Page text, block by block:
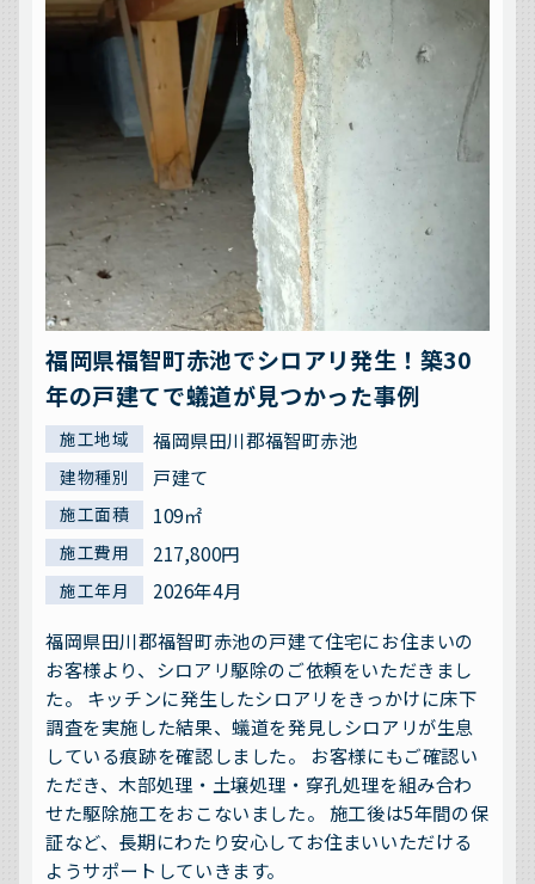
福岡県福智町赤池でシロアリ発生！築30
年の戸建てで蟻道が見つかった事例
施工地域 福岡県田川郡福智町赤池
建物種別 戸建て
施工面積 109㎡
施工費用 217,800円
施工年月
2026年4月
福岡県田川郡福智町赤池の戸建て住宅にお住まいの
お客様より、シロアリ駆除のご依頼をいただきまし
た。 キッチンに発生したシロアリをきっかけに床下
調査を実施した結果、蟻道を発見しシロアリが生息
している痕跡を確認しました。 お客様にもご確認い
ただき、木部処理・土壌処理・穿孔処理を組み合わ
せた駆除施工をおこないました。 施工後は5年間の保
証など、長期にわたり安心してお住まいいただける
ようサポートしていきます。